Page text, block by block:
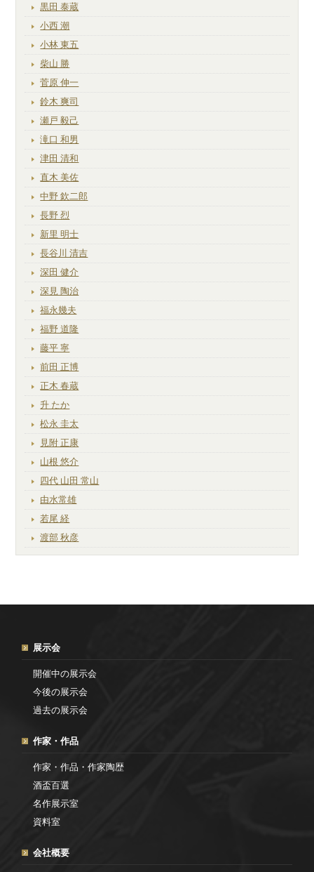
黒田 泰蔵
小西 潮
小林 東五
柴山 勝
菅原 伸一
鈴木 爽司
瀬戸 毅己
滝口 和男
津田 清和
直木 美佐
中野 欽二郎
長野 烈
新里 明士
長谷川 清吉
深田 健介
深見 陶治
福永幾夫
福野 道隆
藤平 寧
前田 正博
正木 春蔵
升 たか
松永 圭太
見附 正康
山根 悠介
四代 山田 常山
由水常雄
若尾 経
渡部 秋彦
展示会
開催中の展示会
今後の展示会
過去の展示会
作家・作品
作家・作品・作家陶歴
酒盃百選
名作展示室
資料室
会社概要